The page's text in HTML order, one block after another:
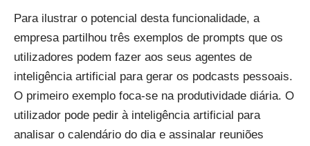
Para ilustrar o potencial desta funcionalidade, a
empresa partilhou três exemplos de prompts que os
utilizadores podem fazer aos seus agentes de
inteligência artificial para gerar os podcasts pessoais.
O primeiro exemplo foca-se na produtividade diária. O
utilizador pode pedir à inteligência artificial para
analisar o calendário do dia e assinalar reuniões